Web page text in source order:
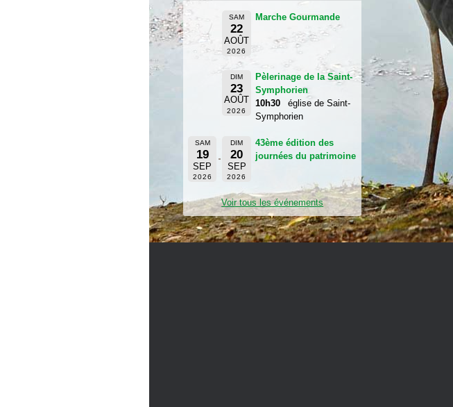
SAM
22
AOÛT
2026
Marche Gourmande
DIM
23
AOÛT
2026
Pèlerinage de la Saint-
Symphorien
10h30
église de Saint-
Symphorien
SAM
19
SEP
2026
DIM
20
SEP
2026
43ème édition des
journées du patrimoine
Voir tous les événements